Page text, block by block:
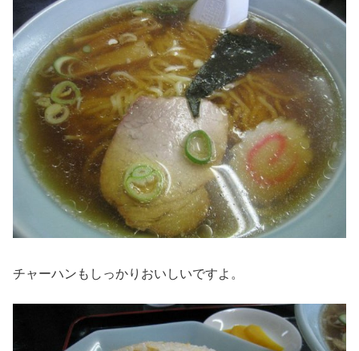
チャーハンもしっかりおいしいですよ。